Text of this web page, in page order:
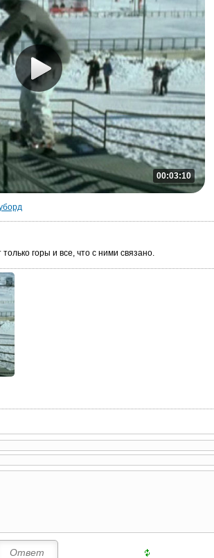
00:03:10
горы и все, что с ними связано.